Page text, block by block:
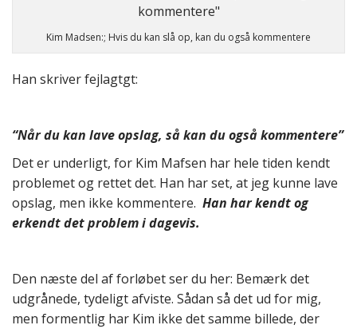
Kim Madsen:; Hvis du kan slå op, kan du også kommentere
Han skriver fejlagtgt:
“Når du kan lave opslag, så kan du også kommentere”
Det er underligt, for Kim Mafsen har hele tiden kendt
problemet og rettet det. Han har set, at jeg kunne lave
opslag, men ikke kommentere. Han har kendt og
erkendt det problem i dagevis.
Den næste del af forløbet ser du her: Bemærk det
udgrånede, tydeligt afviste. Sådan så det ud for mig,
men formentlig har Kim ikke det samme billede, der